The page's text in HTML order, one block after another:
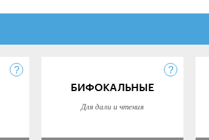
БИФОКАЛЬНЫЕ
Для дали и чтения